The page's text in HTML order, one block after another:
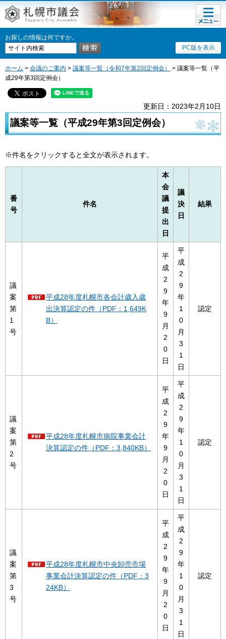
お探しの情報は何ですか。
PC版を表示
メニュ
ー
ホーム > 会議のご案内 > 議案等一覧（令和7年第2回定例会）
> 議案等一覧（平
成29年第3回定例会）
更新日：2023年2月10日
議案等一覧（平成29年第3回定例会）
※件名をクリックすると全文が表示されます。
番
号
件名
本
会
議
提
出
日
議
決
日
結果
議
案
第
1
号
平成28年度札幌市各会計歳入歳
出決算認定の件（PDF：1,649K
B）
平
成
2
9
年
9
月
2
0
日
平
成
2
9
年
1
0
月
3
1
日
認定
議
案
第
2
号
平成28年度札幌市病院事業会計
決算認定の件（PDF：3,840KB）
平
成
2
9
年
9
月
2
0
日
平
成
2
9
年
1
0
月
3
1
日
認定
議
案
第
3
号
平成28年度札幌市中央卸売市場
事業会計決算認定の件（PDF：3
24KB）
平
成
2
9
年
9
月
2
0
日
平
成
2
9
年
1
0
月
3
1
日
認定